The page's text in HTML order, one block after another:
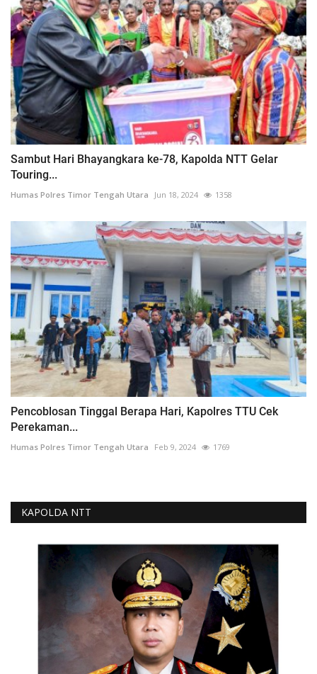
Sambut Hari Bhayangkara ke-78, Kapolda NTT Gelar
Touring...
Humas Polres Timor Tengah Utara Jun 18, 2024 1358
Pencoblosan Tinggal Berapa Hari, Kapolres TTU Cek
Perekaman...
Humas Polres Timor Tengah Utara Feb 9, 2024 1769
KAPOLDA NTT